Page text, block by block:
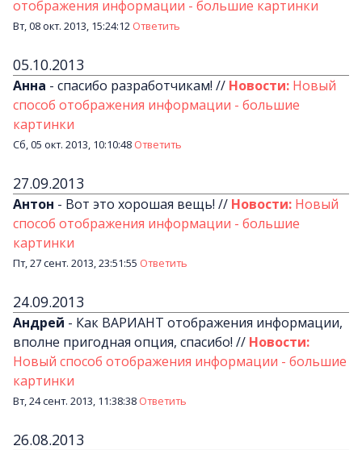
отображения информации - большие картинки
Вт, 08 окт. 2013, 15:24:12 Ответить
05.10.2013
Анна - спасибо разработчикам! // Новости: Новый
способ отображения информации - большие
картинки
Сб, 05 окт. 2013, 10:10:48 Ответить
27.09.2013
Антон - Вот это хорошая вещь! // Новости: Новый
способ отображения информации - большие
картинки
Пт, 27 сент. 2013, 23:51:55 Ответить
24.09.2013
Андрей - Как ВАРИАНТ отображения информации,
вполне пригодная опция, спасибо! // Новости:
Новый способ отображения информации - большие
картинки
Вт, 24 сент. 2013, 11:38:38 Ответить
26.08.2013